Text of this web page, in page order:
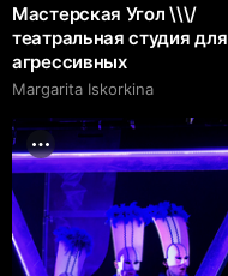
Мастерская Угол \\\/
театральная студия для
агрессивных
Margarita Iskorkina